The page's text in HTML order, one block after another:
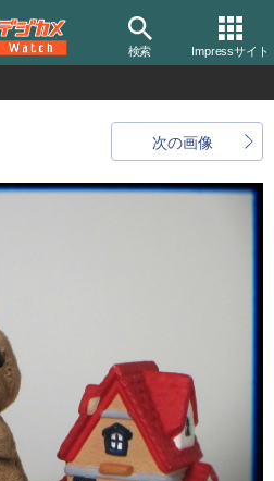
検索 Impressサイト
次の画像